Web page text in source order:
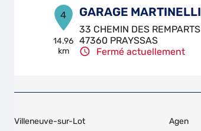
4
14.96
km
GARAGE MARTINELLI
33 CHEMIN DES REMPARTS
47360 PRAYSSAS
Fermé actuellement
5 AUTHENTIC GARAGE
Villeneuve-sur-Lot Agen